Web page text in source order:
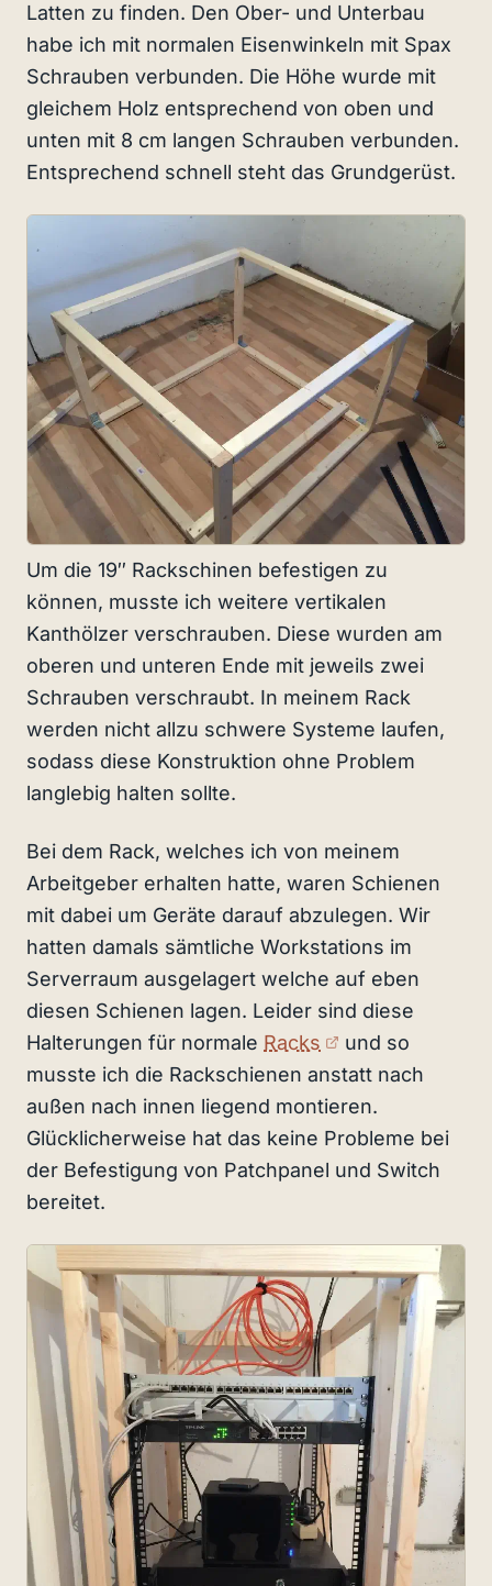
Latten zu finden. Den Ober- und Unterbau
habe ich mit normalen Eisenwinkeln mit Spax
Schrauben verbunden. Die Höhe wurde mit
gleichem Holz entsprechend von oben und
unten mit 8 cm langen Schrauben verbunden.
Entsprechend schnell steht das Grundgerüst.
Um die 19″ Rackschinen befestigen zu
können, musste ich weitere vertikalen
Kanthölzer verschrauben. Diese wurden am
oberen und unteren Ende mit jeweils zwei
Schrauben verschraubt. In meinem Rack
werden nicht allzu schwere Systeme laufen,
sodass diese Konstruktion ohne Problem
langlebig halten sollte.
Bei dem Rack, welches ich von meinem
Arbeitgeber erhalten hatte, waren Schienen
mit dabei um Geräte darauf abzulegen. Wir
hatten damals sämtliche Workstations im
Serverraum ausgelagert welche auf eben
diesen Schienen lagen. Leider sind diese
Halterungen für normale Racks (externer Link)
und so
musste ich die Rackschienen anstatt nach
außen nach innen liegend montieren.
Glücklicherweise hat das keine Probleme bei
der Befestigung von Patchpanel und Switch
bereitet.